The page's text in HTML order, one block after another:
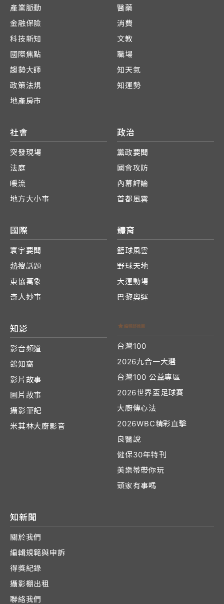
產業脈動
金融保險
科技新知
國際焦點
趨勢大師
政策法規
地產房市
醫藥
消費
文教
職場
知天氣
知運勢
社會
突發現場
法庭
暖流
地方大小事
政治
黨政要聞
國會攻防
內幕評論
首都風雲
國際
寰宇要聞
熱搜話題
東協萬象
奇人妙事
體育
籃球風雲
野球天地
大運動場
巴黎奧運
知影
影音頻道
鴿知窩
影片故事
圖片故事
攝影筆記
米其林大廚影音
台灣100
2026九合一大選
台灣100 公益專區
2026世界盃足球賽
大廚傳心法
2026WBC精彩直擊
良醫說
健保30年特刊
美樂蒂帶你玩
頭家有事嗎
知新聞
關於我們
編輯規範與申訴
得獎紀錄
攝影棚出租
聯絡我們